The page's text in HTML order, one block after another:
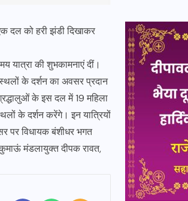
दल को हरी झंडी दिखाकर
यात्रा की शुभकामनाएं दीं।
स्थलों के दर्शन का अवसर प्रदान
के इस दल में 19 महिला
के दर्शन करेंगे। इन यात्रियों
पर विधायक बंशीधर भगत
कुमाऊं मंडलायुक्त दीपक रावत,